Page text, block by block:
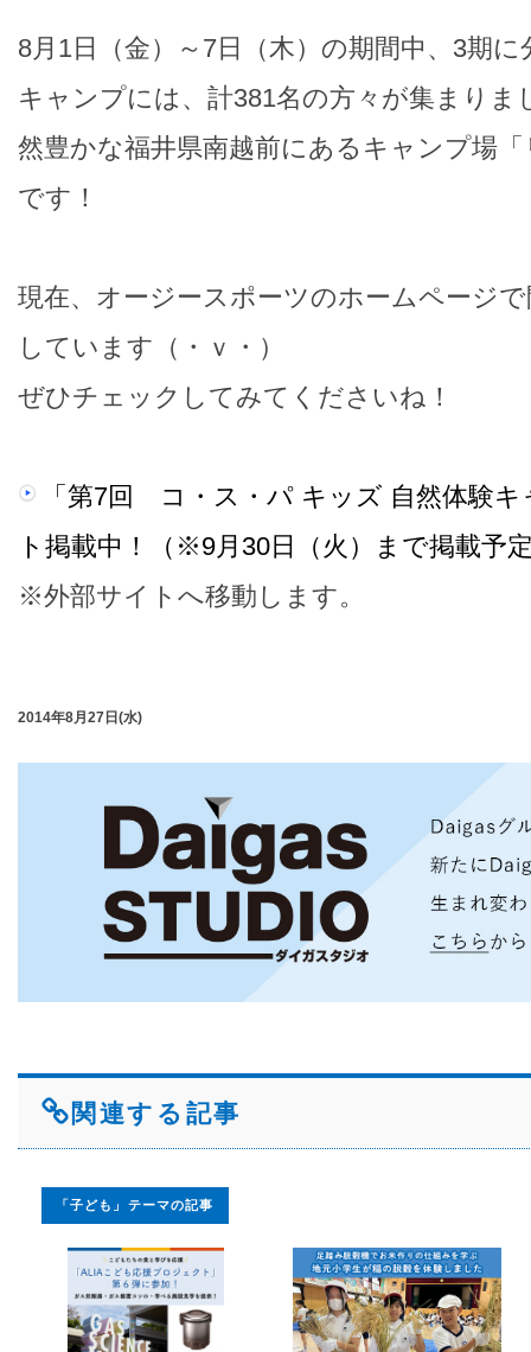
8月1日（金）～7日（木）の期間中、3期
キャンプには、計381名の方々が集まりま
然豊かな福井県南越前にあるキャンプ場
です！
現在、オージースポーツのホームページ
しています（・ｖ・）
ぜひチェックしてみてくださいね！
「第7回 コ・ス・パ キッズ 自然体験
ト掲載中！（※9月30日（火）まで掲載予
※外部サイトへ移動します。
2014年8月27日(水)
関連する記事
「子ども」テーマの記事